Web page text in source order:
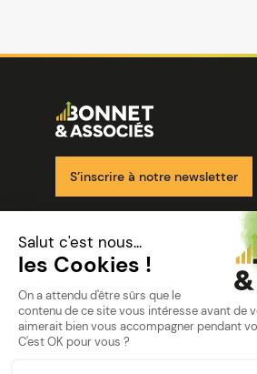
Image
S’inscrire à notre newsletter
Nos solutions
Nos cabinets
Mon espace client